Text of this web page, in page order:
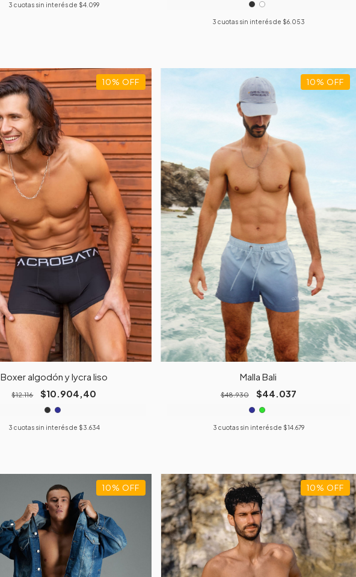
3 cuotas sin interés de $4.099
3 cuotas sin interés de $6.053
10% OFF
Boxer algodón y lycra liso
$12.116 $10.904,40
3 cuotas sin interés de $3.634
10% OFF
Malla Bali
$48.930 $44.037
3 cuotas sin interés de $14.679
10% OFF 10% OFF